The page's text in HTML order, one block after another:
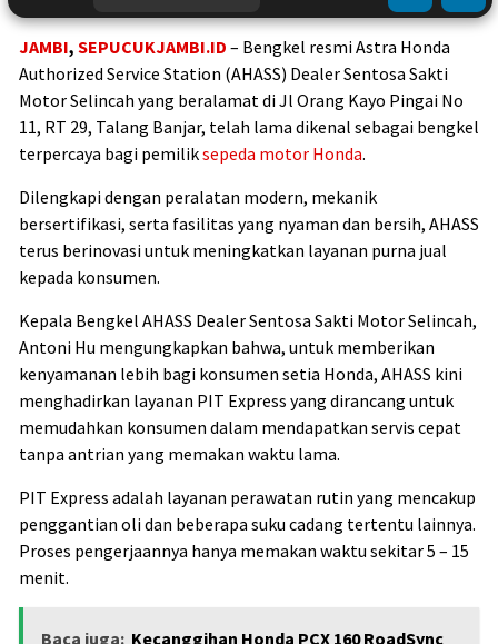
JAMBI, SEPUCUKJAMBI.ID – Bengkel resmi Astra Honda
Authorized Service Station (AHASS) Dealer Sentosa Sakti
Motor Selincah yang beralamat di Jl Orang Kayo Pingai No
11, RT 29, Talang Banjar, telah lama dikenal sebagai bengkel
terpercaya bagi pemiliksepeda motor Honda.
Dilengkapi dengan peralatan modern, mekanik
bersertifikasi, serta fasilitas yang nyaman dan bersih, AHASS
terus berinovasi untuk meningkatkan layanan purna jual
kepada konsumen.
Kepala Bengkel AHASS Dealer Sentosa Sakti Motor Selincah,
Antoni Hu mengungkapkan bahwa, untuk memberikan
kenyamanan lebih bagi konsumen setia Honda, AHASS kini
menghadirkan layanan PIT Express yang dirancang untuk
memudahkan konsumen dalam mendapatkan servis cepat
tanpa antrian yang memakan waktu lama.
PIT Express adalah layanan perawatan rutin yang mencakup
penggantian oli dan beberapa suku cadang tertentu lainnya.
Proses pengerjaannya hanya memakan waktu sekitar 5 – 15
menit.
Baca juga: Kecanggihan Honda PCX 160 RoadSync